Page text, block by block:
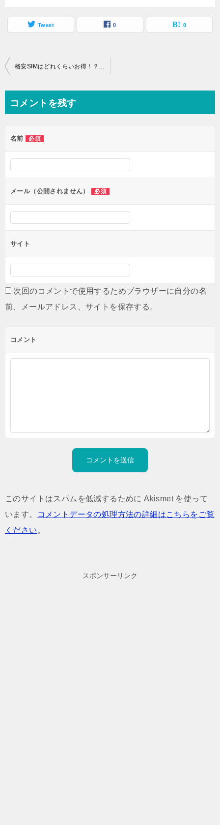
Tweet 0 0
投
ビ
ー
シ
ン
格安SIMはどれくらいお得！？今までのスマホとはココが違う！
コメントを残す
名前 必須
メール（公開されません） 必須
サイト
次回のコメントで使用するためブラウザーに自分の名
前、メールアドレス、サイトを保存する。
コメント
このサイトはスパムを低減するために Akismet を使って
います。
コメントデータの処理方法の詳細はこちらをご覧
ください 。
スポンサーリンク